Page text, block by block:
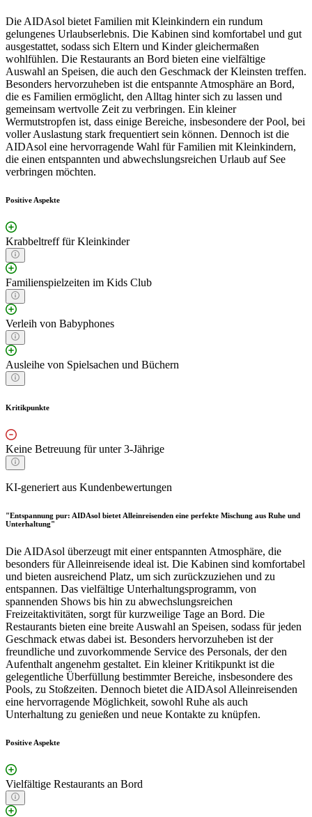
Die AIDAsol bietet Familien mit Kleinkindern ein rundum
gelungenes Urlaubserlebnis. Die Kabinen sind komfortabel und gut
ausgestattet, sodass sich Eltern und Kinder gleichermaßen
wohlfühlen. Die Restaurants an Bord bieten eine vielfältige
Auswahl an Speisen, die auch den Geschmack der Kleinsten treffen.
Besonders hervorzuheben ist die entspannte Atmosphäre an Bord,
die es Familien ermöglicht, den Alltag hinter sich zu lassen und
gemeinsam wertvolle Zeit zu verbringen. Ein kleiner
Wermutstropfen ist, dass einige Bereiche, insbesondere der Pool, bei
voller Auslastung stark frequentiert sein können. Dennoch ist die
AIDAsol eine hervorragende Wahl für Familien mit Kleinkindern,
die einen entspannten und abwechslungsreichen Urlaub auf See
verbringen möchten.
Positive Aspekte
Krabbeltreff für Kleinkinder
Familienspielzeiten im Kids Club
Verleih von Babyphones
Ausleihe von Spielsachen und Büchern
Kritikpunkte
Keine Betreuung für unter 3-Jährige
KI-generiert aus Kundenbewertungen
"Entspannung pur: AIDAsol bietet Alleinreisenden eine perfekte Mischung aus Ruhe und
Unterhaltung"
Die AIDAsol überzeugt mit einer entspannten Atmosphäre, die
besonders für Alleinreisende ideal ist. Die Kabinen sind komfortabel
und bieten ausreichend Platz, um sich zurückzuziehen und zu
entspannen. Das vielfältige Unterhaltungsprogramm, von
spannenden Shows bis hin zu abwechslungsreichen
Freizeitaktivitäten, sorgt für kurzweilige Tage an Bord. Die
Restaurants bieten eine breite Auswahl an Speisen, sodass für jeden
Geschmack etwas dabei ist. Besonders hervorzuheben ist der
freundliche und zuvorkommende Service des Personals, der den
Aufenthalt angenehm gestaltet. Ein kleiner Kritikpunkt ist die
gelegentliche Überfüllung bestimmter Bereiche, insbesondere des
Pools, zu Stoßzeiten. Dennoch bietet die AIDAsol Alleinreisenden
eine hervorragende Möglichkeit, sowohl Ruhe als auch
Unterhaltung zu genießen und neue Kontakte zu knüpfen.
Positive Aspekte
Vielfältige Restaurants an Bord